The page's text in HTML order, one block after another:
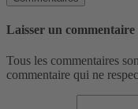
Laisser un commentaire
Tous les commentaires
commentaire qui ne